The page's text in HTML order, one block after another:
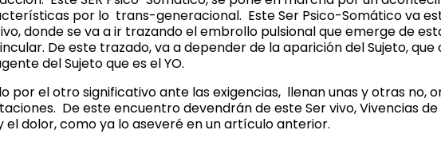
por lo trans-generacional. Este Ser Psico-Somático va
donde se va a ir trazando el embrollo pulsional que emerge de
De este trazado, va a depender de la aparición del Sujeto,
del Sujeto que es el YO.
por el otro significativo ante las exigencias, llenan unas y otras no,
De este encuentro devendrán de este Ser vivo, Vivencias
dolor, como ya lo aseveré en un artículo anterior.